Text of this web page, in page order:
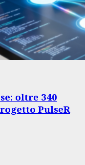
oltre 340
PulseR